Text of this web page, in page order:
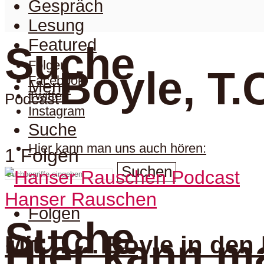
Folgen
Facebook
Twitter
Instagram
Hier kann man uns auch hören:
Suche
Suchen
Folgen
Gespräch
Lesung
Featured
Menu
Suche
Suche
PodcastBoyle,
1 Folgen
Hanser Rauschen
Mit T. C. Boyle in